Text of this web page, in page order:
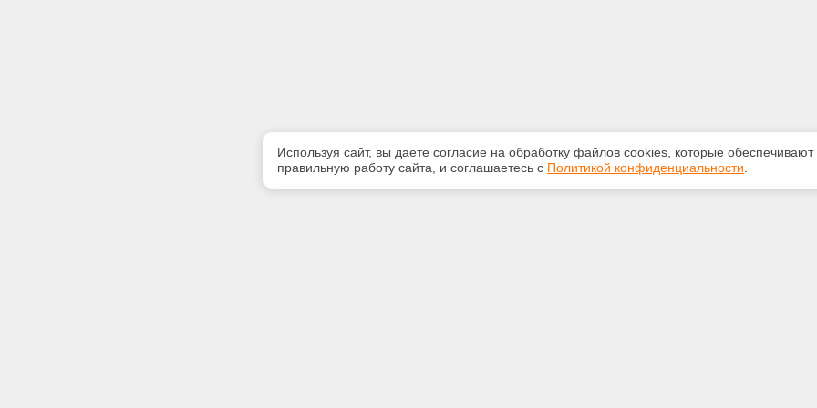
Используя сайт, вы даете согласие на обработку файлов сооkiеs, которые обеспечивают
правильную работу сайта, и соглашаетесь с Политикой конфиденциальности.